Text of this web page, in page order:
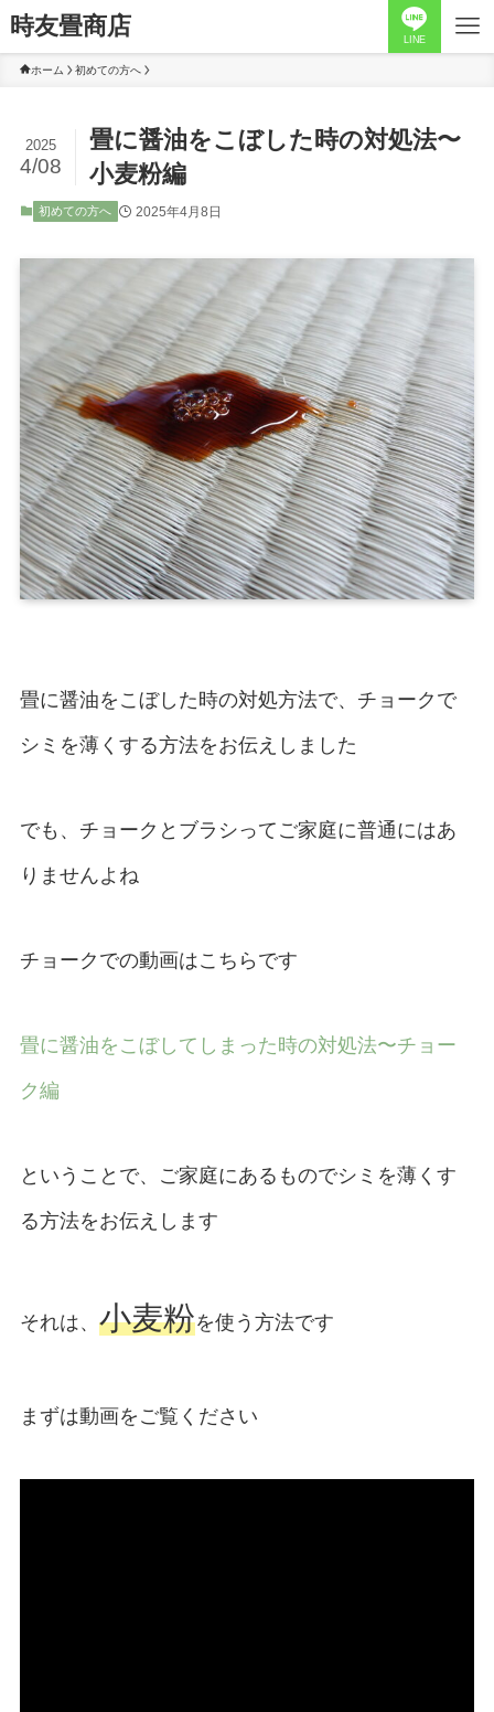
時友畳商店 LINE
ホーム 初めての方へ
畳に醤油をこぼした時の対処法〜
小麦粉編
2025
4/08
初めての方へ 2025年4月8日
畳に醤油をこぼした時の対処方法で、チョークで
シミを薄くする方法をお伝えしました
でも、チョークとブラシってご家庭に普通にはあ
りませんよね
チョークでの動画はこちらです
畳に醤油をこぼしてしまった時の対処法〜チョー
ク編
ということで、ご家庭にあるものでシミを薄くす
る方法をお伝えします
それは、 小麦粉を使う方法です
まずは動画をご覧ください